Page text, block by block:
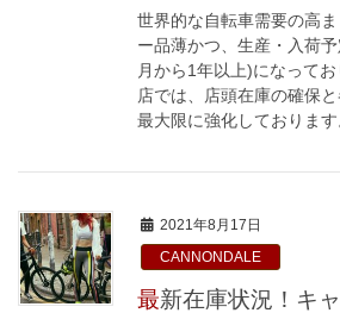
世界的な自転車需要の高
ー品薄かつ、生産・入荷
月から1年以上)になって
店では、店頭在庫の確保
最大限に強化しておりま
2021年8月17日
CANNONDALE
最新在庫状況！キャノンデール クロ